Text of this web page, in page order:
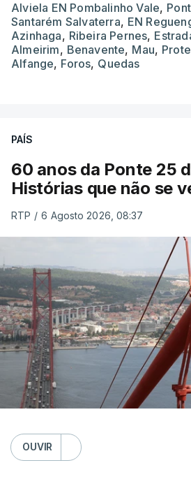
Alviela EN Pombalinho Vale,
Santarém Salvaterra, EN
Azinhaga, Ribeira Pernes,
Almeirim, Benavente, Mau,
Alfange, Foros, Quedas
PAÍS
60 anos da Ponte 25
Histórias que não se
RTP / 6 Agosto 2026, 08:37
OUVIR